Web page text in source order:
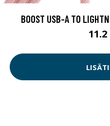
BOOST USB-A TO
11.2